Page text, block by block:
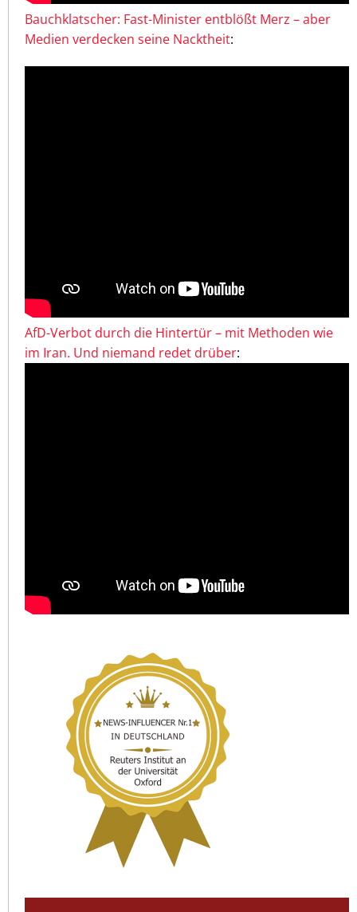
Bauchklatscher: Fast-Minister entblößt Merz – aber
Medien verdecken seine Nacktheit:
AfD-Verbot durch die Hintertür – mit Methoden wie
im Iran. Und niemand redet drüber: